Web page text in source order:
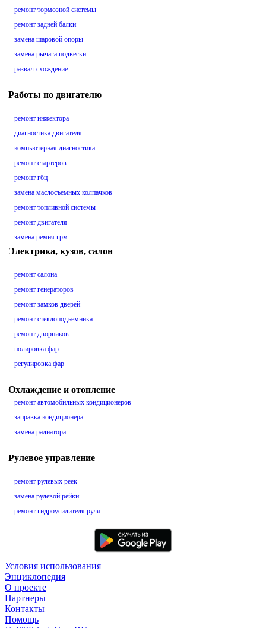
ремонт тормозной системы
ремонт задней балки
замена шаровой опоры
замена рычага подвески
развал-схождение
Работы по двигателю
ремонт инжектора
диагностика двигателя
компьютерная диагностика
ремонт стартеров
ремонт гбц
замена маслосъемных колпачков
ремонт топливной системы
ремонт двигателя
замена ремня грм
Электрика, кузов, салон
ремонт салона
ремонт генераторов
ремонт замков дверей
ремонт стеклоподъемника
ремонт дворников
полировка фар
регулировка фар
Охлаждение и отопление
ремонт автомобильных кондиционеров
заправка кондиционера
замена радиатора
Рулевое управление
ремонт рулевых реек
замена рулевой рейки
ремонт гидроусилителя руля
Условия использования
Энциклопедия
О проекте
Партнеры
Контакты
Помощь